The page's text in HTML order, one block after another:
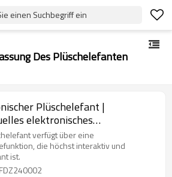
einen Suchbegriff ein
Des Plüschelefanten
Plüschelefant |
elektronisches
| Schallplatten- und
verfügt über eine
die höchst interaktiv und
ist.